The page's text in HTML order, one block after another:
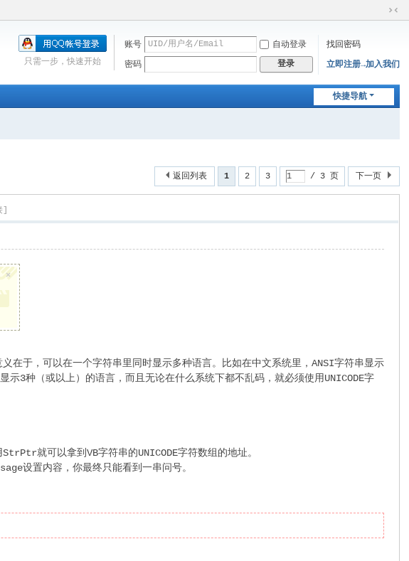
切
窄
账号 自动登录
找回密码
密码
登录 立即注册→加入我们
只需一步，快速开始
快捷导航
1 2 3 / 3 页 下一页
返回列表
×
在于，可以在一个字符串里同时显示多种语言。比如在中文系统里，ANSI字符串显示
3种（或以上）的语言，而且无论在什么系统下都不乱码，就必须使用UNICODE字
就可以拿到VB字符串的UNICODE字符数组的地址。
设置内容，你最终只能看到一串问号。